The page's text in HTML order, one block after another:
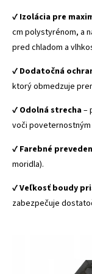
✔️ Izolácia pre
cm polystyrénom, a
pred chladom a
✔️ Dodatočná
ktorý obmedzuje
✔️ Odolná strecha–
voči poveternostným
✔️ Farebné
moridla).
✔️Veľkosť boudy
zabezpečuje